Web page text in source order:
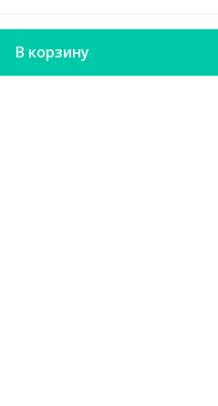
В корзину